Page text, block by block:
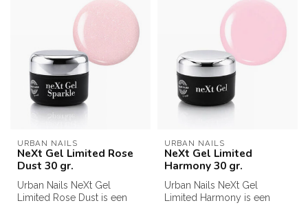
URBAN NAILS
NeXt Gel Limited Rose
Dust 30 gr.
Urban Nails NeXt Gel
Limited Rose Dust is een
URBAN NAILS
NeXt Gel Limited
Harmony 30 gr.
Urban Nails NeXt Gel
Limited Harmony is een